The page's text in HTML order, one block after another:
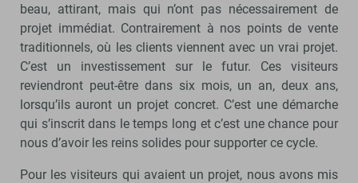
beau, attirant, mais qui n’ont pas nécessairement de
projet immédiat. Contrairement à nos points de vente
traditionnels, où les clients viennent avec un vrai projet.
C’est un investissement sur le futur. Ces visiteurs
reviendront peut-être dans six mois, un an, deux ans,
lorsqu’ils auront un projet concret. C’est une démarche
qui s’inscrit dans le temps long et c’est une chance pour
nous d’avoir les reins solides pour supporter ce cycle.
Pour les visiteurs qui avaient un projet, nous avons mis